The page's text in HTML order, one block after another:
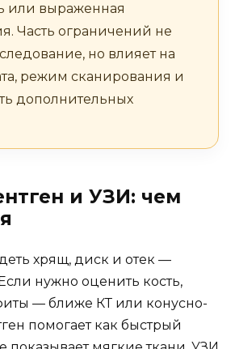
или выраженная
Часть ограничений не
но влияет на
режим сканирования и
дополнительных
и УЗИ: чем
хрящ, диск и отек —
нужно оценить кость,
— ближе КТ или конусно-
помогает как быстрый